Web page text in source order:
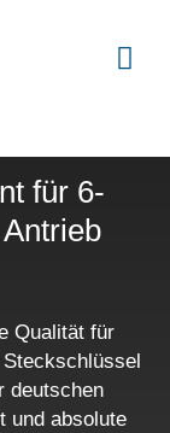
für 6-
Qualität für
deutschen
und absolute